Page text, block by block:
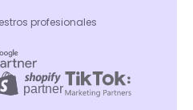
profesionales